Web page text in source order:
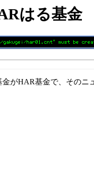
はる基金
がHAR基金で、そのニ